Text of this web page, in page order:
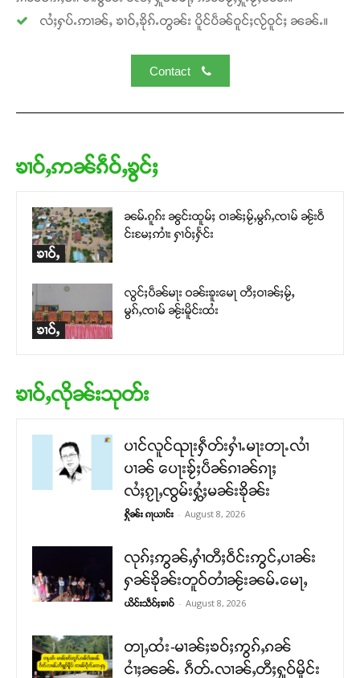
လႆႈႁပ်ႉဢၢၼ်ႇ ၶၢဝ်ႇၶိုၵ်ႉတွၼ်း ပိူင်ပဵၼ်ဝူင်ႈလႂ်ဝူင်ႈ ၼၼ်ႉ။
Contact
ၶၢဝ်ႇဢၼ်ၵဵဝ်ႇၶွင်ႈ
ၶၢဝ်ႇ
ၼမ်ႉၵူၵ်း ၼွင်းထူမ်ႈ ဝၢၼ်ႈမႂ်ႇမွၵ်ႇၸၢမ် ၼႂ်းဝဵ
င်းမႄႈဢၢႆး ႁၢဝ်ႈႁႅင်း
ၶၢဝ်ႇ
လွင်ႈပဵၼ်မႃး ဝၼ်းၶူးမေႃ တီႈဝၢၼ်ႈမႂ်ႇ
မွၵ်ႇၸၢမ် ၼႂ်းမိူင်းထႆး
ၶၢဝ်ႇလိုၼ်းသုတ်း
ပၢင်လူင်ၺႃးႁဵတ်းႁၢႆႉမႃးတႃႉလၢႆ
ပၢၼ် ​​ပေႃးၶႂ်ႈပဵၼ်ၵၢၼ်ၵႃႈ
လႆႈၵႂႃႇၸွမ်းႁွႆႈမၼ်းၶိုၼ်း
ႁိုၼ်း ၵႃယၢင်း - August 8, 2026
လုၵ်ႈဢွၼ်ႇႁၢႆတီႈဝဵင်းဢွင်ႇပၢၼ်း
ႁၼ်ၶိုၼ်းတူဝ်တၢႆၼႂ်းၼမ်ႉမေႃႇ
ယိင်းသဵဝ်ႈၶၢဝ် - August 8, 2026
တႃႇထႆး-မၢၼ်ႈၶဝ်ႈဢွၵ်ႇၵၼ်
ငၢႆႈၼၼ်ႉ ၵဵတ်ႉလၢၼ်ႇတီႈႁူဝ်မိူင်း